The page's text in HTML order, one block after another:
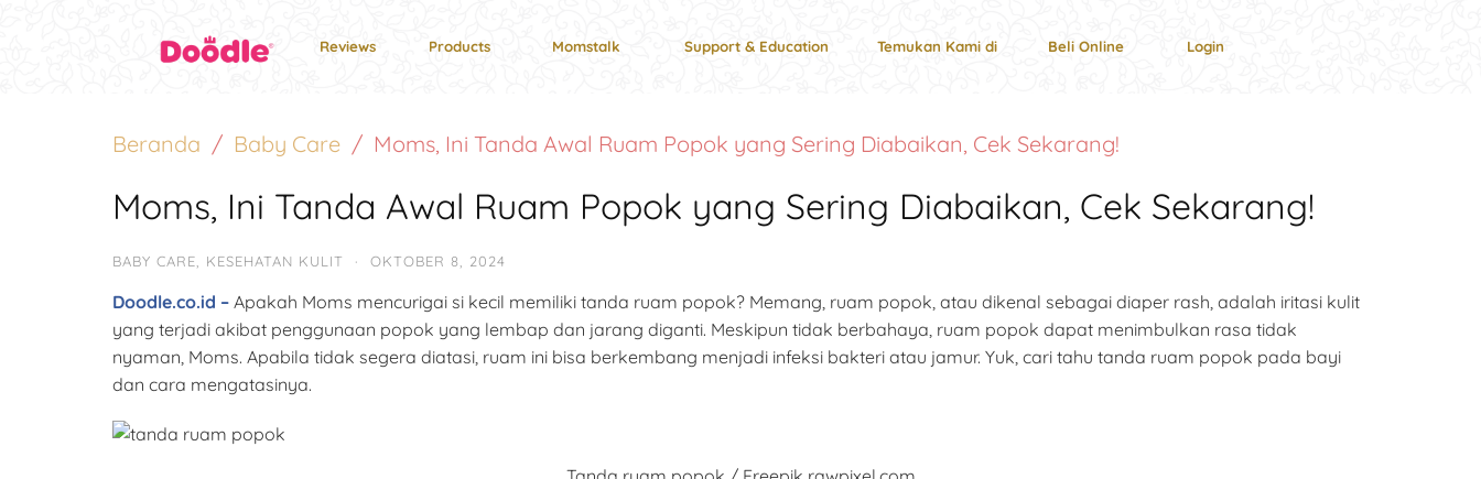
Reviews Products Momstalk Support & Education Temukan Kami di Beli Online Login
Beranda Baby Care Moms, Ini Tanda Awal Ruam Popok yang Sering Diabaikan, Cek Sekarang!
Moms, Ini Tanda Awal Ruam Popok yang Sering Diabaikan, Cek Sekarang!
BABY CARE, KESEHATAN KULIT · OKTOBER 8, 2024
Doodle.co.id – Apakah Moms mencurigai si kecil memiliki tanda ruam popok? Memang, ruam popok, atau dikenal sebagai diaper rash, adalah iritasi kulit
yang terjadi akibat penggunaan popok yang lembap dan jarang diganti. Meskipun tidak berbahaya, ruam popok dapat menimbulkan rasa tidak
nyaman, Moms. Apabila tidak segera diatasi, ruam ini bisa berkembang menjadi infeksi bakteri atau jamur. Yuk, cari tahu tanda ruam popok pada bayi
dan cara mengatasinya.